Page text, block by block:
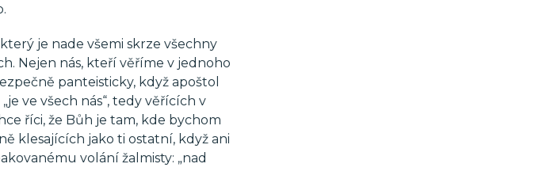
je nade všemi skrze všechny
Nejen nás, kteří věříme v jednoho
panteisticky, když apoštol
ve všech nás“, tedy věřících v
říci, že Bůh je tam, kde bychom
klesajících jako ti ostatní, když ani
volání žalmisty: „nad